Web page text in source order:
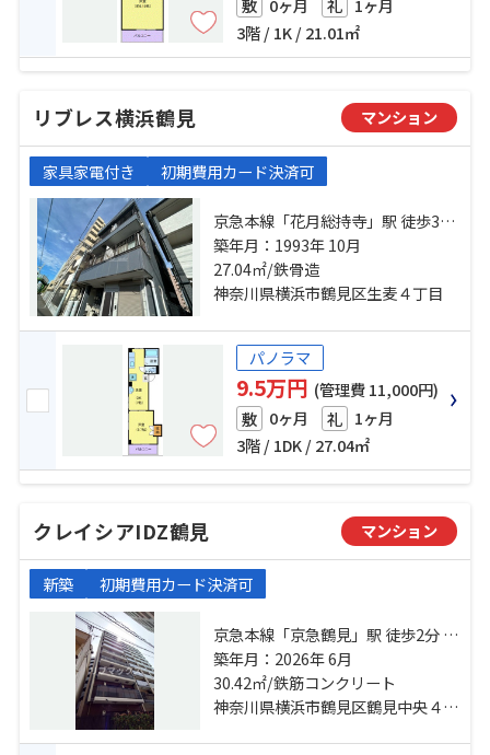
敷 0ヶ月 礼 1ヶ月
3階 / 1K / 21.01㎡
リブレス横浜鶴見 マンション
家具家電付き 初期費用カード決済可
京急本線「花月総持寺」駅 徒歩3分
鶴見線「国道」駅 徒歩7分 京急本線
「京急鶴見」駅 徒歩17分
築年月：1993年 10月
27.04㎡/鉄骨造
神奈川県横浜市鶴見区生麦４丁目
パノラマ
9.5万円 (管理費 11,000円)
敷 0ヶ月 礼 1ヶ月
3階 / 1DK / 27.04㎡
クレイシアIDZ鶴見 マンション
新築 初期費用カード決済可
京急本線「京急鶴見」駅 徒歩2分 京
浜東北線「鶴見」駅 徒歩4分 京急本
線「花月総持寺」駅 徒歩15分
築年月：2026年 6月
30.42㎡/鉄筋コンクリート
神奈川県横浜市鶴見区鶴見中央４丁目